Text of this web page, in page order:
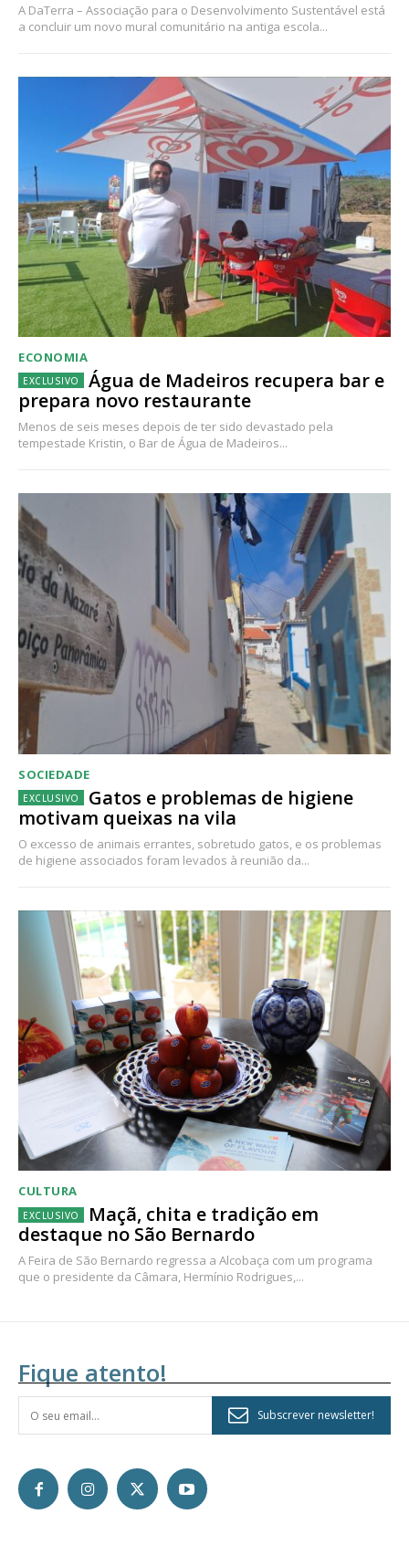
A DaTerra – Associação para o Desenvolvimento Sustentável está
a concluir um novo mural comunitário na antiga escola...
ECONOMIA
Água de Madeiros recupera bar e
prepara novo restaurante
Menos de seis meses depois de ter sido devastado pela
tempestade Kristin, o Bar de Água de Madeiros...
SOCIEDADE
Gatos e problemas de higiene
motivam queixas na vila
O excesso de animais errantes, sobretudo gatos, e os problemas
de higiene associados foram levados à reunião da...
CULTURA
Maçã, chita e tradição em
destaque no São Bernardo
A Feira de São Bernardo regressa a Alcobaça com um programa
que o presidente da Câmara, Hermínio Rodrigues,...
Fique atento!
Subscrever newsletter!